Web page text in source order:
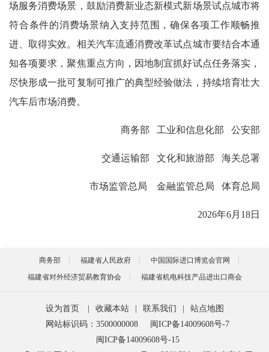
场服务消费场景，鼓励消费新业态新模式新场景试点城市将
符合条件的消费场景纳入支持范围，确保各项工作顺畅推
进、取得实效。相关汽车流通消费改革试点城市要结合本通
知各项要求，聚焦重点方向，因地制宜抓好试点任务落实，
尽快形成一批可复制可推广的典型经验做法，持续培育壮大
汽车后市场消费。
商务部 工业和信息化部 公安部
交通运输部 文化和旅游部 海关总署
市场监管总局 金融监管总局 体育总局
2026年6月18日
商务部 福建省人民政府
中国国际进口博览会官网
福建省对外经济贸易教育协会
福建省机电科技产品进出口商会
设为首页 收藏本站 联系我们
站点地图
网站标识码：3500000008
闽ICP备14009608号-7
闽ICP备14009608号-15